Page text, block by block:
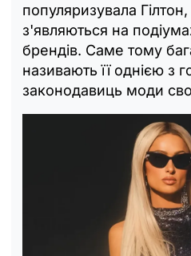
популяризувала
з'являються на
брендів. Саме тому
називають її однією з
законодавиць моди